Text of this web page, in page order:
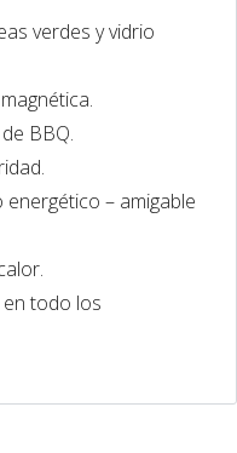
verdes y vidrio
BBQ.
– amigable
todo los